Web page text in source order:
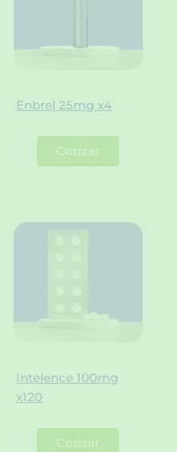
Enbrel 25mg x4
Cotizar
Intelence 100mg
x120
Cotizar